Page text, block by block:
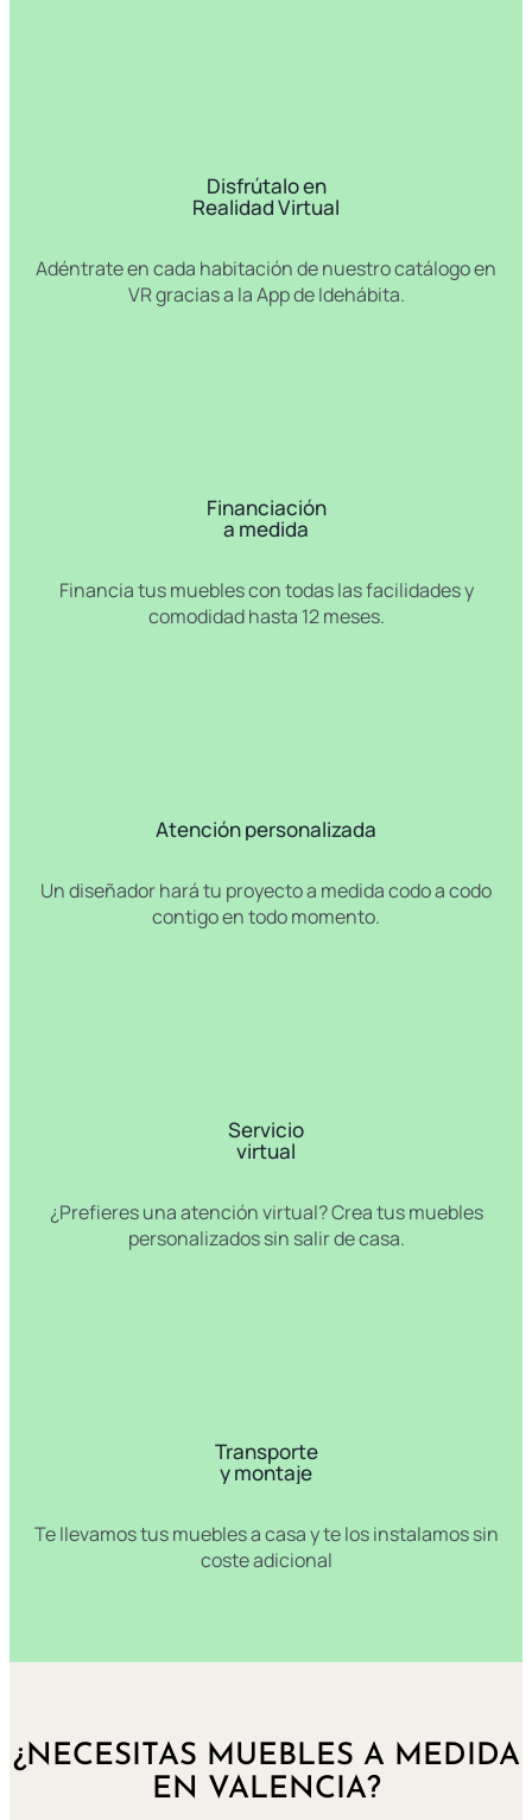
Disfrútalo en
Realidad Virtual
Adéntrate en cada habitación de nuestro catálogo en
VR gracias a la App de Idehábita.
Financiación
a medida
Financia tus muebles con todas las facilidades y
comodidad hasta 12 meses.
Atención personalizada
Un diseñador hará tu proyecto a medida codo a codo
contigo en todo momento.
Servicio
virtual
¿Prefieres una atención virtual? Crea tus muebles
personalizados sin salir de casa.
Transporte
y montaje
Te llevamos tus muebles a casa y te los instalamos sin
coste adicional
¿NECESITAS MUEBLES A MEDIDA
EN VALENCIA?